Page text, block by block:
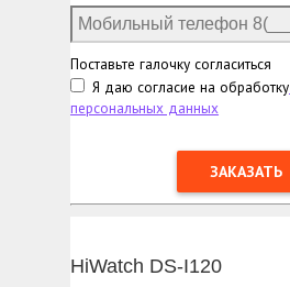
Поставьте галочку согласиться
Я даю согласие на обработку
персональных данных
HiWatch DS-I120